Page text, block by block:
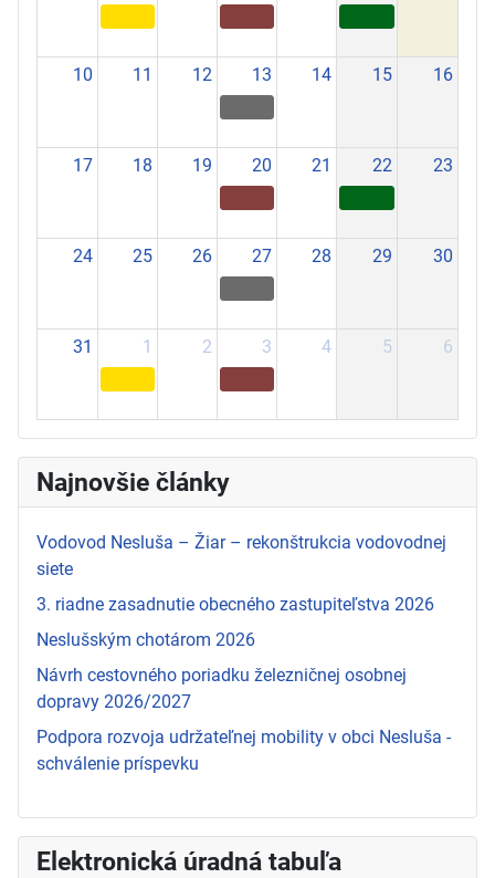
10 11 12 13 14 15 16
17 18 19 20 21 22 23
24 25 26 27 28 29 30
31 1 2 3 4 5 6
Najnovšie články
Vodovod Nesluša – Žiar – rekonštrukcia vodovodnej
siete
3. riadne zasadnutie obecného zastupiteľstva 2026
Neslušským chotárom 2026
Návrh cestovného poriadku železničnej osobnej
dopravy 2026/2027
Podpora rozvoja udržateľnej mobility v obci Nesluša -
schválenie príspevku
Elektronická úradná tabuľa